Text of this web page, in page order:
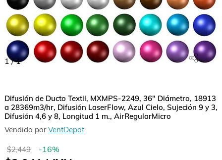
1/1
Difusión de Ducto Textil, MXMPS-2249, 36" Diámetro, 18913
a 28369m3/hr, Difusión LaserFlow, Azul Cielo, Sujeción 9 y 3,
Difusión 4,6 y 8, Longitud 1 m., AirRegularMicro
Vendido porVentDepot
$2,449 -16%